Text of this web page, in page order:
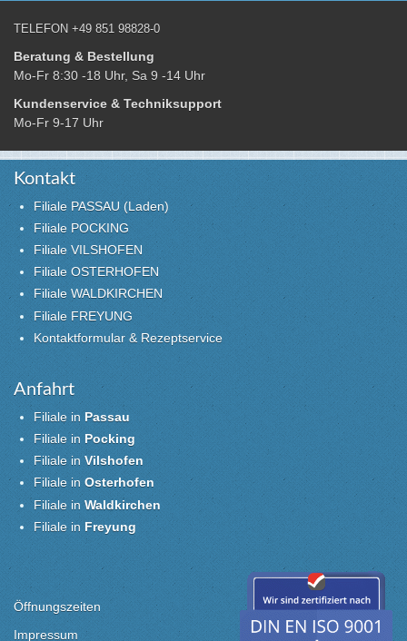
TELEFON +49 851 98828-0
Beratung & Bestellung
Mo-Fr 8:30 -18 Uhr, Sa 9 -14 Uhr
Kundenservice & Techniksupport
Mo-Fr 9-17 Uhr
Kontakt
Filiale PASSAU (Laden)
Filiale POCKING
Filiale VILSHOFEN
Filiale OSTERHOFEN
Filiale WALDKIRCHEN
Filiale FREYUNG
Kontaktformular & Rezeptservice
Anfahrt
Filiale in Passau
Filiale in Pocking
Filiale inVilshofen
Filiale inOsterhofen
Filiale inWaldkirchen
Filiale inFreyung
Öffnungszeiten
Impressum